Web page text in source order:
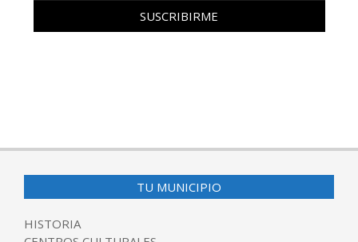
TU MUNICIPIO
HISTORIA